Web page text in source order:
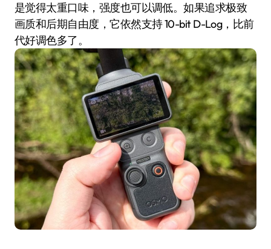
是觉得太重口味，强度也可以调低。如果追求极致
画质和后期自由度，它依然支持 10-bit D-Log，比前
代好调色多了。